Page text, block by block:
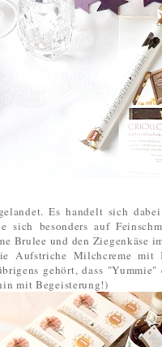
Es handelt sich
sich besonders auf
Brulee und den Ziegenkäse
Aufstriche Milchcreme mit
gehört, dass
mit Begeisterung!)